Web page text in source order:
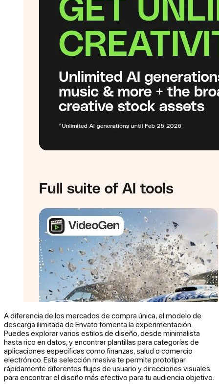
A diferencia de los mercados de compra única, el modelo de
descarga ilimitada de Envato fomenta la experimentación.
Puedes explorar varios estilos de diseño, desde minimalista
hasta rico en datos, y encontrar plantillas para categorías de
aplicaciones específicas como finanzas, salud o comercio
electrónico. Esta selección masiva te permite prototipar
rápidamente diferentes flujos de usuario y direcciones visuales
para encontrar el diseño más efectivo para tu audiencia objetivo.